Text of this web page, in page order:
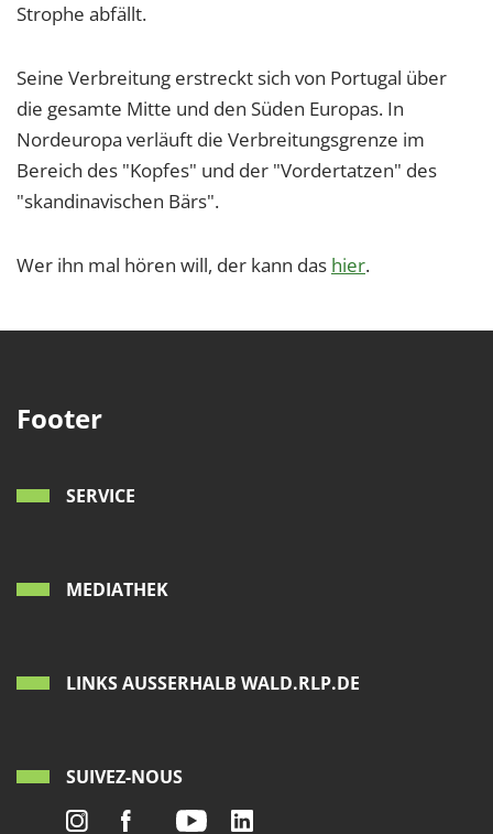
Strophe abfällt.
Seine Verbreitung erstreckt sich von Portugal über
die gesamte Mitte und den Süden Europas. In
Nordeuropa verläuft die Verbreitungsgrenze im
Bereich des "Kopfes" und der "Vordertatzen" des
"skandinavischen Bärs".
Wer ihn mal hören will, der kann das hier.
Footer
SERVICE
MEDIATHEK
LINKS AUSSERHALB WALD.RLP.DE
SUIVEZ-NOUS